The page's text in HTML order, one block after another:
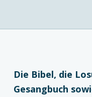
Die Bibel, die
Gesangbuch